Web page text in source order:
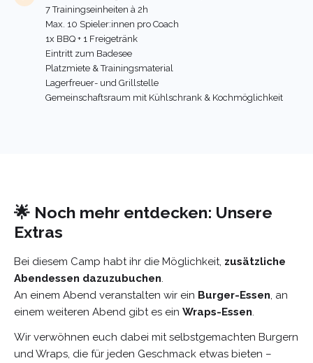
7 Trainingseinheiten à 2h
Max. 10 Spieler:innen pro Coach
1x BBQ + 1 Freigetränk
Eintritt zum Badesee
Platzmiete & Trainingsmaterial
Lagerfreuer- und Grillstelle
Gemeinschaftsraum mit Kühlschrank & Kochmöglichkeit
🌟 Noch mehr entdecken: Unsere
Extras
Bei diesem Camp habt ihr die Möglichkeit, zusätzliche
Abendessen dazuzubuchen.
An einem Abend veranstalten wir ein Burger-Essen, an
einem weiteren Abend gibt es ein Wraps-Essen.
Wir verwöhnen euch dabei mit selbstgemachten Burgern
und Wraps, die für jeden Geschmack etwas bieten –